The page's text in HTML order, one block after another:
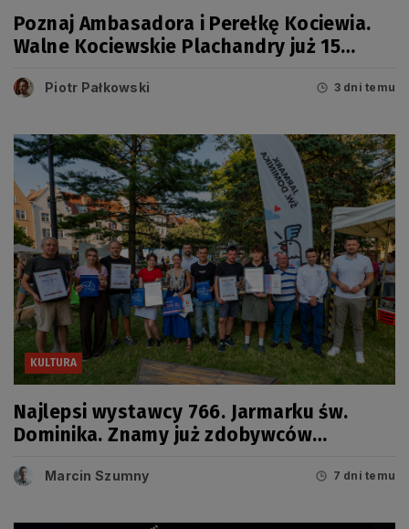
Poznaj Ambasadora i Perełkę Kociewia.
Walne Kociewskie Plachandry już 15
Piotr Pałkowski 3 dni temu
KULTURA
Najlepsi wystawcy 766. Jarmarku św.
Dominika. Znamy już zdobywców
Marcin Szumny 7 dni temu